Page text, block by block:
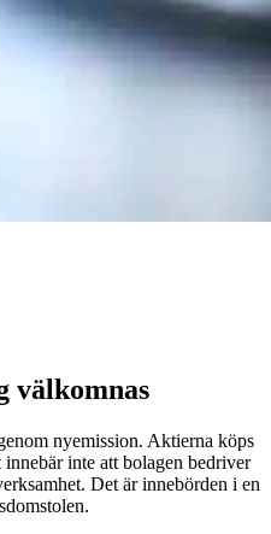
välkomnas
nyemission. Aktierna köps
inte att bolagen bedriver
Det är innebörden i en